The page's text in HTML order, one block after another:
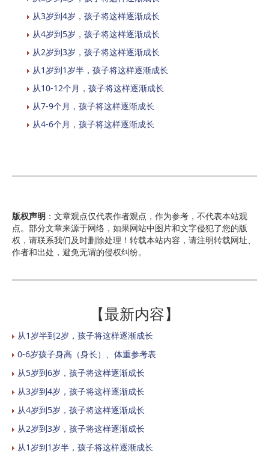
从3岁到4岁，孩子将这样逐渐成长
从4岁到5岁，孩子将这样逐渐成长
从2岁到3岁，孩子将这样逐渐成长
从1岁到1岁半，孩子将这样逐渐成长
从10-12个月，孩子将这样逐渐成长
从7-9个月，孩子将这样逐渐成长
从4-6个月，孩子将这样逐渐成长
版权声明 ：文章观点仅代表作者观点，作为参考，不代表本站观
点。部分文章来源于网络，如果网站中图片和文字侵犯了您的版
权，请联系我们及时删除处理！转载本站内容，请注明转载网址、
作者和出处，避免无谓的侵权纠纷。
【最新内容】
从1岁半到2岁，孩子将这样逐渐成长
0-6岁孩子身高（身长）、体重参考表
从5岁到6岁，孩子将这样逐渐成长
从3岁到4岁，孩子将这样逐渐成长
从4岁到5岁，孩子将这样逐渐成长
从2岁到3岁，孩子将这样逐渐成长
从1岁到1岁半，孩子将这样逐渐成长